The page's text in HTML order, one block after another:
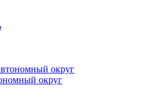
округ
округ